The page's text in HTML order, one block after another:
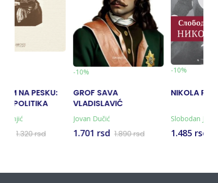
1.890 rsd
-10%
NIKOLA PAŠIĆ
Slobodan Jovanović
1.485 rsd 1.650 rsd
preporučujemo
SRPSKI
Vladimir
990 rsd